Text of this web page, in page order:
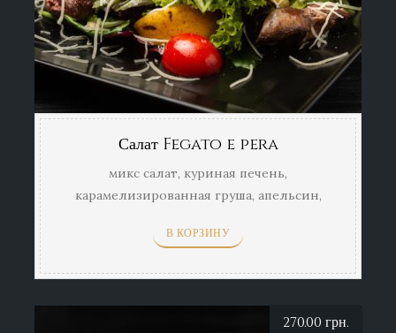
Салат Fegato e pera
микс салат, куриная печень,
карамелизированная груша, апельсин,
В КОРЗИНУ
270.00 грн.